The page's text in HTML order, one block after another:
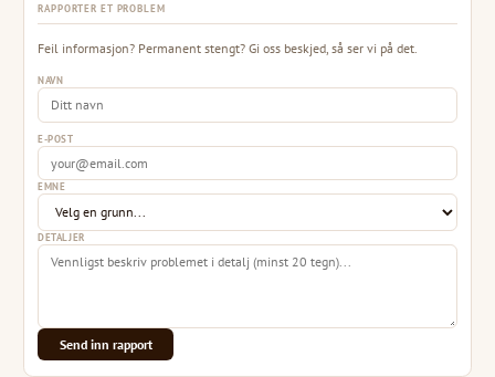
RAPPORTER ET PROBLEM
Feil informasjon? Permanent stengt? Gi oss beskjed, så ser vi på det.
NAVN
E-POST
EMNE
DETALJER
Send inn rapport